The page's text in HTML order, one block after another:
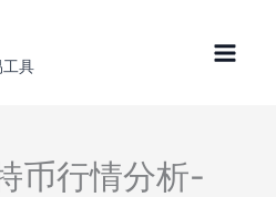
工具
币行情分析-